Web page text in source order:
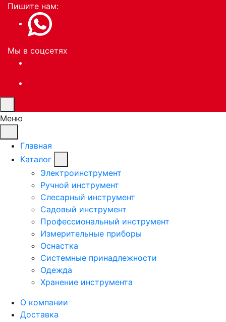
Пишите нам:
Мы в соцсетях
Меню
Главная
Каталог
Электроинструмент
Ручной инструмент
Слесарный инструмент
Садовый инструмент
Профессиональный инструмент
Измерительные приборы
Оснастка
Системные принадлежности
Одежда
Хранение инструмента
О компании
Доставка